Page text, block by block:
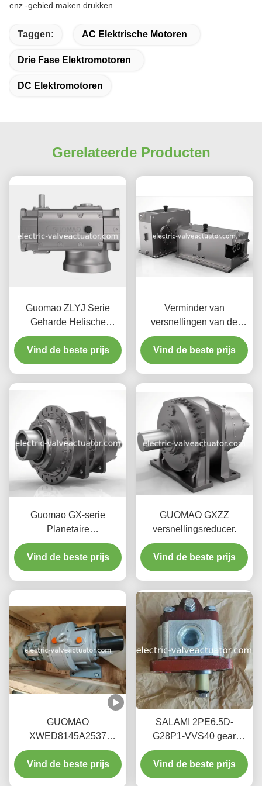
enz.-gebied maken drukken
Taggen: AC Elektrische Motoren
Drie Fase Elektromotoren
DC Elektromotoren
Gerelateerde Producten
Guomao ZLYJ Serie
Geharde Helische
Tandwielreductoren voor
Kunststof Extruders
Vind de beste prijs
Verminder van
versnellingen van de
Guomao SZ-serie √
Parallel Shaft Helical
Gearbox voor
cementindustrie
Vind de beste prijs
Guomao GX-serie
Planetaire
versnellingsreducer.
Vind de beste prijs
GUOMAO GXZZ
versnellingsreducer.
Vind de beste prijs
GUOMAO
XWED8145A2537
Snelheidsreductiemiddel
- Cycloïdale
penwielaandrijving
Vind de beste prijs
SALAMI 2PE6.5D-
G28P1-VVS40 gear
pump for high-pressure
industrial fluid
transportation
Vind de beste prijs